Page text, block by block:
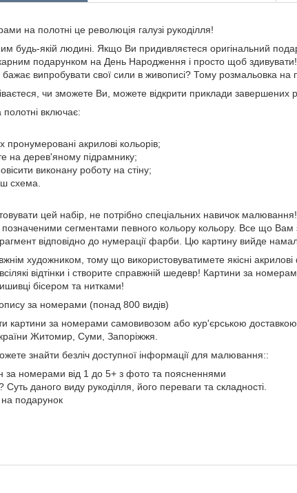
на полотні це революція галузі рукоділля!
будь-якій людині. Якщо Ви придивляєтеся оригінальний
подарунком на День Народження і просто щоб
випробувати свої сили в живописі? Тому розмальовка
чи зможете Ви, можете відкрити приклади завершених
включає:
акрилові кольорів;
на дерев'яному підрамнику;
виконану роботу на стіну;
схема.
цей набір, не потрібно спеціальних навичок
позначеними сегментами певного кольору кольору. Все що
відповідно до нумерації фарби. Цю картину вийде
художником, тому що використовуватимете якісні
відтінки і створите справжній шедевр! Картини за
бісером та нитками!
за номерами (понад 800 видів)
картини за номерами самовивозом або кур'єрською доставкою
Житомир, Суми, Запоріжжя.
знайти безліч доступної інформації для малювання::
за номерами від 1 до 5+ з фото та поясненнями
даного виду рукоділля, його переваги та складності.
подарунок